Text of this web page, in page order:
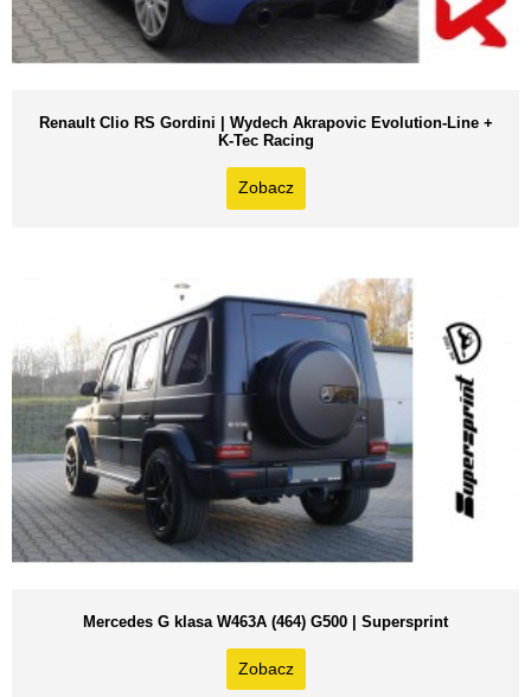
Renault Clio RS Gordini | Wydech Akrapovic Evolution-Line +
K-Tec Racing
Zobacz
Mercedes G klasa W463A (464) G500 | Supersprint
Zobacz